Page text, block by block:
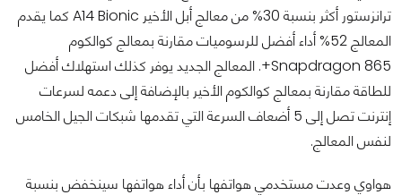
ترانزستور أكثر بنسبة 30% من معالج أبل الأخير A14 Bionic كما يقدم
المعالج 52% أداء أفضل للرسوميات مقارنة بمعالج كوالكوم
Snapdragon 865+. المعالج الجديد يوفر كذلك استهلاك أفضل
للطاقة مقارنة بمعالج كوالكوم الأخير بالإضافة إلى دعمه لسرعات
إنترنت تصل إلى 5 أضعاف السرعة التي تقدمها شبكات الجيل الخامس
لنفس المعالج.
هواوي وعدت مستخدمي هواتفها بأن أداء هواتفها سينخفض بنسبة